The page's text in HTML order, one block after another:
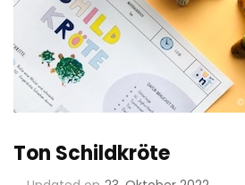
Ton Schildkröte